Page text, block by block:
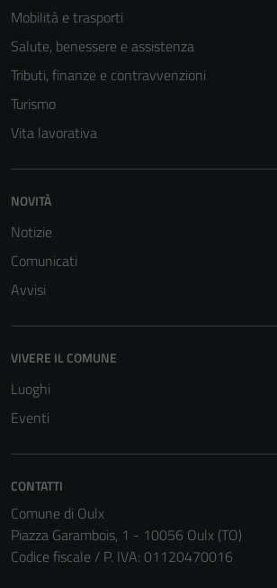
Mobilità e trasporti
Salute, benessere e assistenza
Tributi, finanze e contravvenzioni
Turismo
Vita lavorativa
NOVITÀ
Notizie
Comunicati
Avvisi
VIVERE IL COMUNE
Luoghi
Eventi
CONTATTI
Comune di Oulx
Piazza Garambois, 1 - 10056 Oulx (TO)
Codice fiscale / P. IVA: 01120470016
Tecnici
Questi